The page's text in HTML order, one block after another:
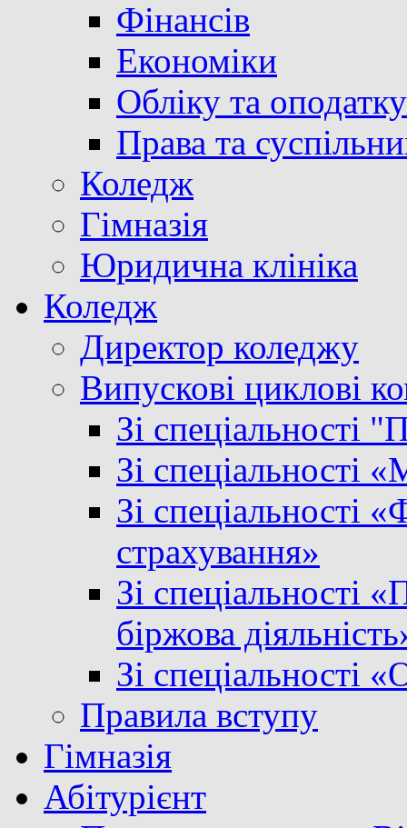
Фінансів
Економіки
Обліку та
Права та
Коледж
Гімназія
Юридична клініка
Коледж
Директор коледжу
Випускові циклові
Зі спеціальності
Зі спеціальності
Зі спеціальності
страхування»
Зі спеціальності
біржова
Зі спеціальності
Правила вступу
Гімназія
Абітурієнт